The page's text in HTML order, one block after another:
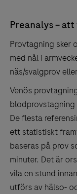
Preanalys –
Provtagning sker
med nål i
näs/svalgprov
Venös
blodprovstagning
De flesta
ett statistiskt
baseras på prov
minuter. Det är
vila en stund
utförs av hälso-